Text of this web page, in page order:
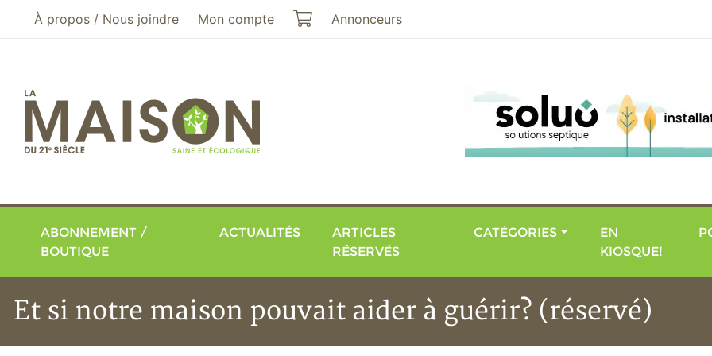
Aller au menu principal
Aller au contenu principal
À propos / Nous joindre Mon compte Mon panier
Annonceurs
ABONNEMENT /
BOUTIQUE
ACTUALITÉS
ARTICLES
RÉSERVÉS
CATÉGORIES
EN
KIOSQUE!
Et si notre maison pouvait aider à guérir? (réservé)